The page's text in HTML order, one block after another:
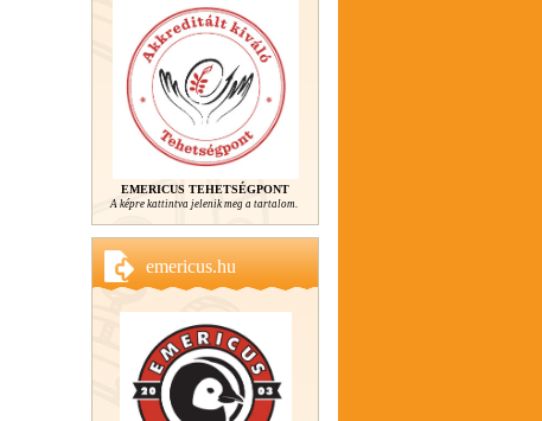
EMERICUS TEHETSÉGPONT
A képre kattintva jelenik meg a tartalom.
emericus.hu